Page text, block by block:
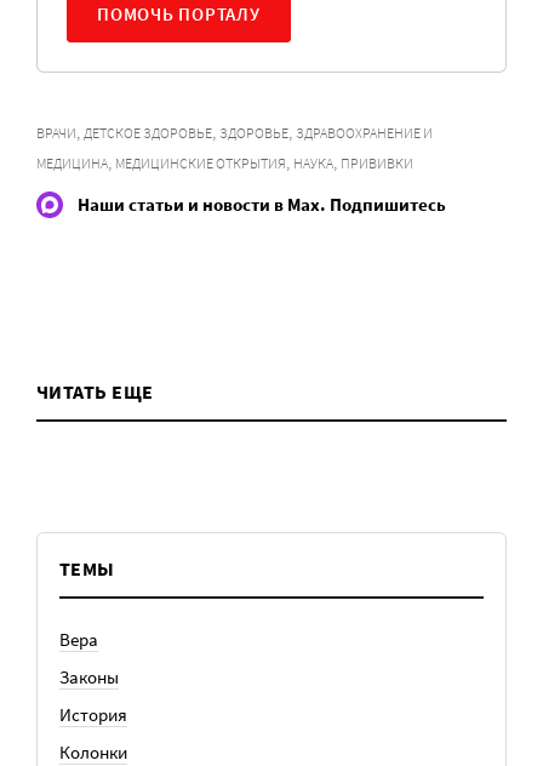
ПОМОЧЬ ПОРТАЛУ
ВРАЧИ ДЕТСКОЕ ЗДОРОВЬЕ ЗДОРОВЬЕ ЗДРАВООХРАНЕНИЕ И
МЕДИЦИНА МЕДИЦИНСКИЕ ОТКРЫТИЯ НАУКА ПРИВИВКИ
Наши статьи и новости в Max. Подпишитесь
ЧИТАТЬ ЕЩЕ
ТЕМЫ
Вера
Законы
История
Колонки